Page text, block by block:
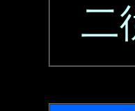
二